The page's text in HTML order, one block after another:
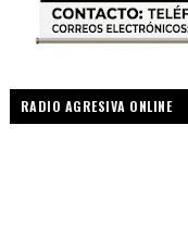
RADIO AGRESIVA ONLINE